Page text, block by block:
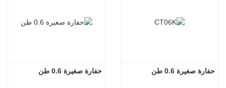
حفارة صغيرة 0.6 طن حفارة صغيرة 0.6 طن